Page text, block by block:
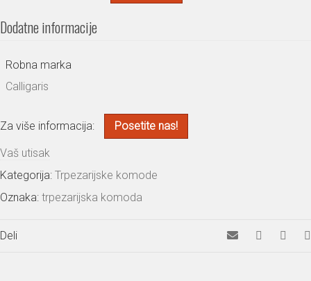
Dodatne informacije
Robna marka
Calligaris
Za više informacija: Posetite nas!
Vaš utisak
Kategorija: Trpezarijske komode
Oznaka: trpezarijska komoda
Deli